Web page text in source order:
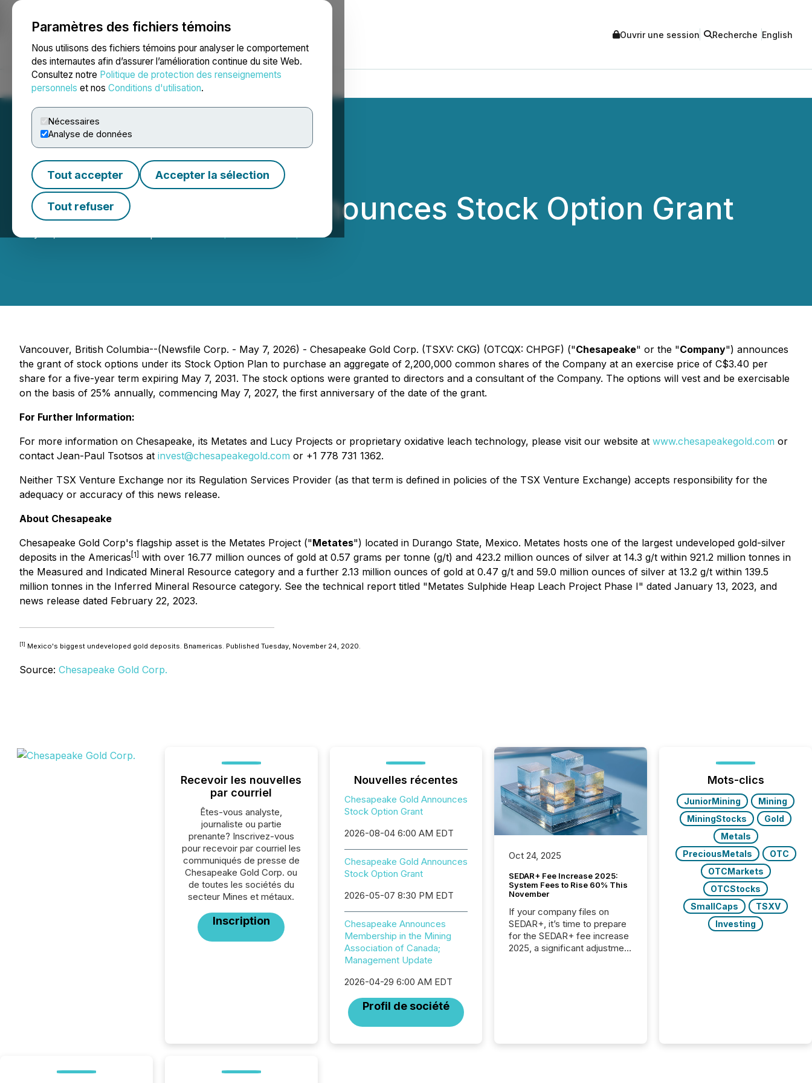
Paramètres des fichiers témoins
Nous utilisons des fichiers témoins pour analyser le comportement
des internautes afin d’assurer l’amélioration continue du site Web.
Consultez notre Politique de protection des renseignements
personnels et nos Conditions d'utilisation.
Nécessaires
Analyse de données
Tout accepter Accepter la sélection
Tout refuser
NEWSFILE Ouvrir une session Recherche English
Accueil À propos Services Salle de presse Blogue
Chesapeake Gold Announces Stock Option Grant
Vancouver, British Columbia--(Newsfile Corp. - May 7, 2026) - Chesapeake Gold Corp. (TSXV: CKG) (OTCQX: CHPGF) ("Chesapeake" or the "Company") announces
the grant of stock options under its Stock Option Plan to purchase an aggregate of 2,200,000 common shares of the Company at an exercise price of C$3.40 per
share for a five-year term expiring May 7, 2031. The stock options were granted to directors and a consultant of the Company. The options will vest and be exercisable
on the basis of 25% annually, commencing May 7, 2027, the first anniversary of the date of the grant.
For Further Information:
For more information on Chesapeake, its Metates and Lucy Projects or proprietary oxidative leach technology, please visit our website at www.chesapeakegold.com or
contact Jean-Paul Tsotsos at invest@chesapeakegold.com or +1 778 731 1362.
Neither TSX Venture Exchange nor its Regulation Services Provider (as that term is defined in policies of the TSX Venture Exchange) accepts responsibility for the
adequacy or accuracy of this news release.
About Chesapeake
Chesapeake Gold Corp's flagship asset is the Metates Project ("Metates") located in Durango State, Mexico. Metates hosts one of the largest undeveloped gold-silver
deposits in the Americas [1]
with over 16.77 million ounces of gold at 0.57 grams per tonne (g/t) and 423.2 million ounces of silver at 14.3 g/t within 921.2 million tonnes in
the Measured and Indicated Mineral Resource category and a further 2.13 million ounces of gold at 0.47 g/t and 59.0 million ounces of silver at 13.2 g/t within 139.5
million tonnes in the Inferred Mineral Resource category. See the technical report titled "Metates Sulphide Heap Leach Project Phase I" dated January 13, 2023, and
news release dated February 22, 2023.
[1] Mexico's biggest undeveloped gold deposits. Bnamericas. Published Tuesday, November 24, 2020.
Source: Chesapeake Gold Corp.
Recevoir les nouvelles
par courriel
Êtes-vous analyste,
journaliste ou partie
prenante? Inscrivez-vous
pour recevoir par courriel les
communiqués de presse de
Chesapeake Gold Corp. ou
de toutes les sociétés du
secteur Mines et métaux.
Inscription
Nouvelles récentes
Chesapeake Gold Announces
Stock Option Grant
2026-08-04 6:00 AM EDT
Chesapeake Gold Announces
Stock Option Grant
2026-05-07 8:30 PM EDT
Chesapeake Announces
Membership in the Mining
Association of Canada;
Management Update
2026-04-29 6:00 AM EDT
Profil de société
Oct 24, 2025
SEDAR+ Fee Increase 2025:
System Fees to Rise 60% This
November
If your company files on
SEDAR+, it’s time to prepare
for the SEDAR+ fee increase
2025, a significant adjustment
Mots-clics
JuniorMining
Mining
MiningStocks
Gold
Metals
PreciousMetals
OTC
OTCMarkets
OTCStocks
SmallCaps
TSXV
Investing